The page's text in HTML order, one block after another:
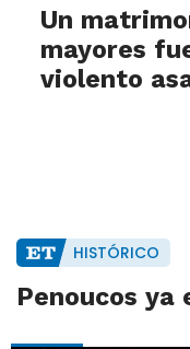
Un
mayores
violento
HISTÓRICO
Penoucos ya